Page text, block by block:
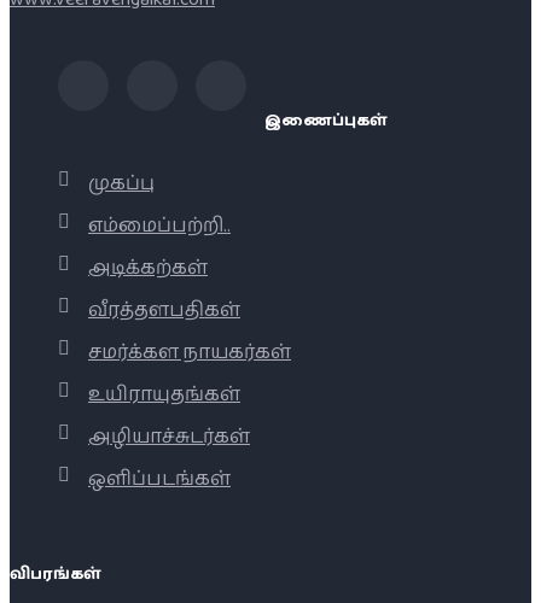
இணைப்புகள்
முகப்பு
எம்மைப்பற்றி..
அடிக்கற்கள்
வீரத்தளபதிகள்
சமர்க்கள நாயகர்கள்
உயிராயுதங்கள்
அழியாச்சுடர்கள்
ஒளிப்படங்கள்
விபரங்கள்